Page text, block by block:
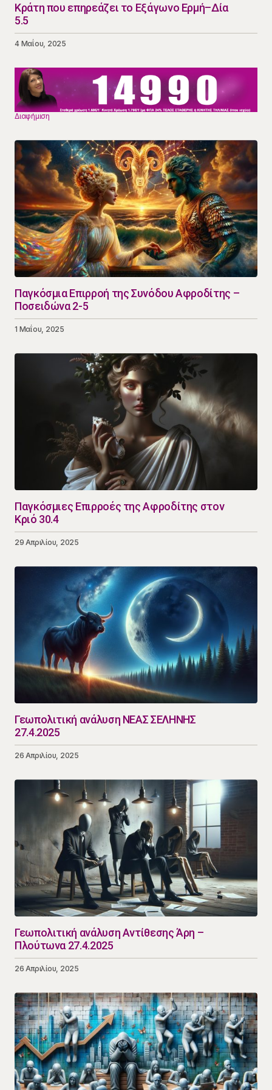
Κράτη που επηρεάζει το Εξάγωνο Ερμή–Δία
5.5
4 Μαΐου, 2025
Διαφήμιση
Παγκόσμια Επιρροή της Συνόδου Αφροδίτης –
Ποσειδώνα 2-5
1 Μαΐου, 2025
Παγκόσμιες Επιρροές της Αφροδίτης στον
Κριό 30.4
29 Απριλίου, 2025
Γεωπολιτική ανάλυση ΝΕΑΣ ΣΕΛΗΝΗΣ
27.4.2025
26 Απριλίου, 2025
Γεωπολιτική ανάλυση Αντίθεσης Άρη –
Πλούτωνα 27.4.2025
26 Απριλίου, 2025